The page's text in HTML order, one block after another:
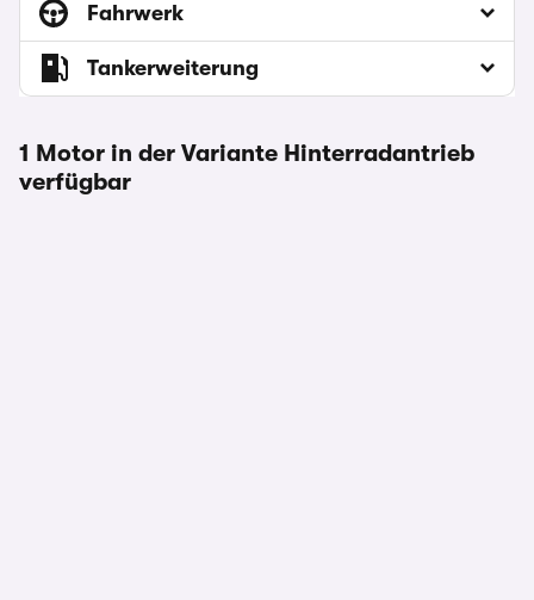
Fahrwerk
Tankerweiterung
1 Motor in der Variante Hinterradantrieb
verfügbar